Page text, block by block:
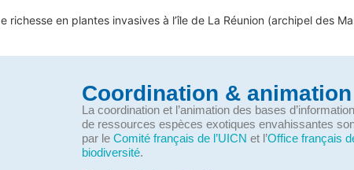
en plantes invasives à l’île de La Réunion (archipel des
Coordination & animation
La coordination et l’animation des bases
de ressources espèces exotiques envahissantes
par le Comité français de l’UICN et l’Office français
biodiversité.